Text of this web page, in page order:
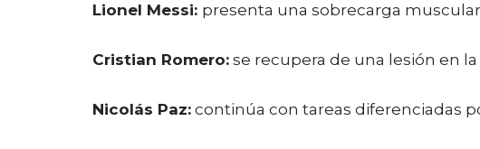
Lionel Messi: presenta una sobrecarga
Cristian Romero: se recupera de una lesión en
Nicolás Paz: continúa con tareas diferenciadas